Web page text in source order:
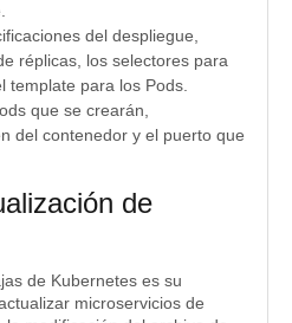
del despliegue,
réplicas, los selectores para
template para los Pods.
que se crearán,
del contenedor y el puerto que
de
de Kubernetes es su
microservicios de